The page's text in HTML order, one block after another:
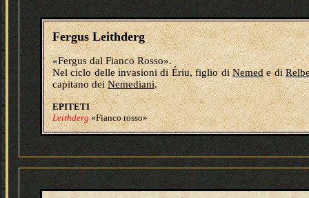
Fergus Leithderg
«Fergus dal Fianco Rosso».
Nel ciclo delle invasioni di Ériu, figlio diNemede di
capitano deiNemediani.
EPITETI
Leithderg«Fianco rosso»